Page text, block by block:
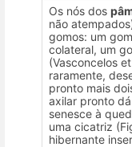
Os nós dos
não
gomos: um
colateral, um
(Vasconcelos
raramente,
pronto mais
axilar pronto
senesce à
uma cicatriz
hibernante